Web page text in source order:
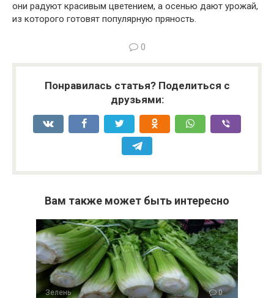
они радуют красивым цветением, а осенью дают урожай,
из которого готовят популярную пряность.
0
Понравилась статья? Поделиться с
друзьями:
Вам также может быть интересно
Зелень 0